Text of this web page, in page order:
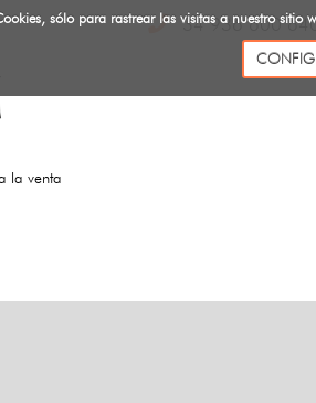
sólo para rastrear las visitas a nuestro
34 936 600
la venta